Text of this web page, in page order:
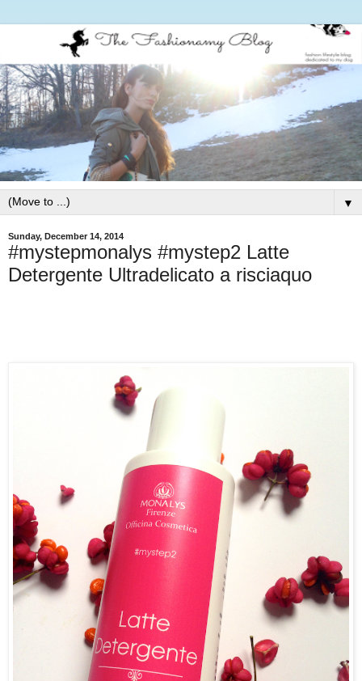
▼
Sunday, December 14, 2014
#mystepmonalys #mystep2 Latte
Detergente Ultradelicato a risciaquo